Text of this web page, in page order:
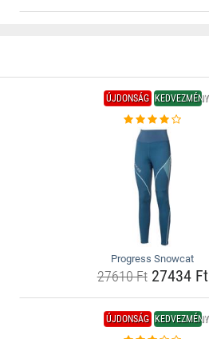
ÚJDONSÁG KEDVEZMÉNY
Progress Snowcat
27610 Ft27434 Ft
ÚJDONSÁG KEDVEZMÉNY